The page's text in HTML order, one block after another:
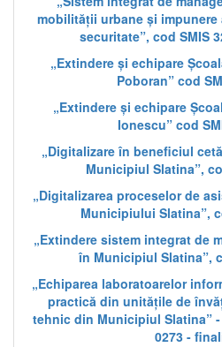
mobilității urbane și
securitate”, cod SMIS
„Extindere și echipare
Poboran” cod
„Extindere și echipare
Ionescu” cod
„Digitalizare în beneficiul
Municipiul Slatina”,
„Digitalizarea proceselor de
Municipiului Slatina”,
„Extindere sistem integrat de
în Municipiul Slatina”,
„Echiparea laboratoarelor
practică din unitățile de
tehnic din Municipiul Slatina” -
0273 -